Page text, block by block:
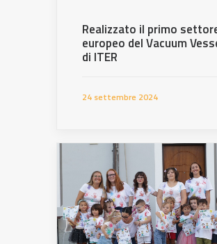
Realizzato il primo
europeo del Vacuum
di ITER
24 settembre 2024